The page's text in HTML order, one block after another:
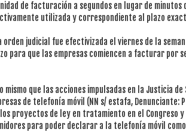
de facturación a segundos en lugar de
utilizada y correspondiente al plazo
orden judicial fue efectivizada el viernes de la
para que las empresas comiencen a facturar por
mismo que las acciones impulsadas en la Justicia
de telefonía móvil (NN s/ estafa, Denunciante:
proyectos de ley en tratamiento en el Congreso
para poder declarar a la telefonía móvil